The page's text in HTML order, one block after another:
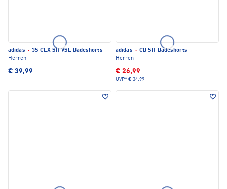
adidas · 3S CLX SH VSL Badeshorts
Herren
€ 39,99
adidas · CB SH Badeshorts
Herren
€ 26,99
UVP* € 34,99